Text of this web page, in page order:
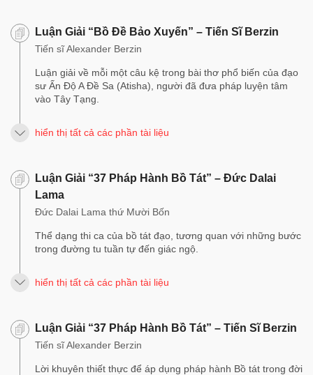
Luận Giải “Bồ Đề Bảo Xuyến” – Tiến Sĩ Berzin
Tiến sĩ Alexander Berzin
Luận giải về mỗi một câu kệ trong bài thơ phổ biến của đạo
sư Ấn Độ A Đề Sa (Atisha), người đã đưa pháp luyện tâm
vào Tây Tạng.
hiển thị tất cả các phần tài liệu
Luận Giải “37 Pháp Hành Bồ Tát” – Đức Dalai
Lama
Đức Dalai Lama thứ Mười Bốn
Thể dạng thi ca của bồ tát đạo, tương quan với những bước
trong đường tu tuần tự đến giác ngộ.
hiển thị tất cả các phần tài liệu
Luận Giải “37 Pháp Hành Bồ Tát” – Tiến Sĩ Berzin
Tiến sĩ Alexander Berzin
Lời khuyên thiết thực để áp dụng pháp hành Bồ tát trong đời